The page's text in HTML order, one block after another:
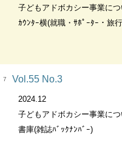
子どもアドボカシー事業に
ｶｳﾝﾀｰ横(就職・ｻﾎﾟｰﾀｰ・旅
7 Vol.55 No.3
2024.12
子どもアドボカシー事業につい
書庫(雑誌ﾊﾞｯｸﾅﾝﾊﾞｰ)